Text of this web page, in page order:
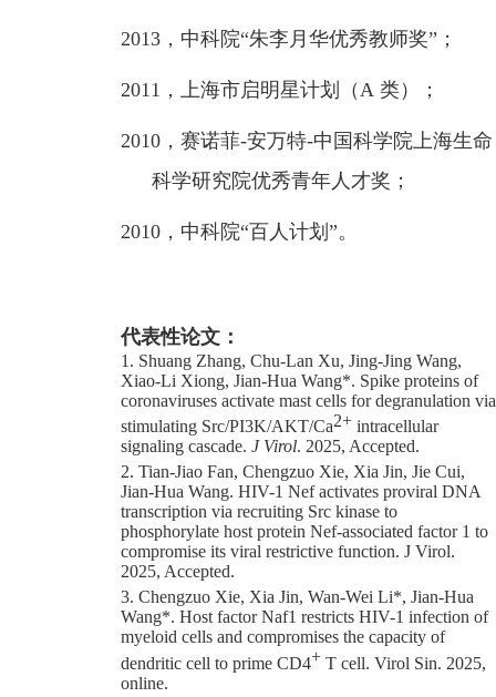
2013，中科院“朱李月华优秀教师奖”；
2011 ，上海市启明星计划（A 类）；
2010，赛诺菲-安万特-中国科学院上海生命
科学研究院优秀青年人才奖；
2010，中科院“百人计划”。
代表性论文：
1. Shuang Zhang, Chu-Lan Xu, Jing-Jing Wang,
Xiao-Li Xiong, Jian-Hua Wang*. Spike proteins of
coronaviruses activate mast cells for degranulation via
stimulating Src/PI3K/AKT/Ca2+intracellular
signaling cascade. J Virol. 2025, Accepted.
2. Tian-Jiao Fan, Chengzuo Xie, Xia Jin, Jie Cui,
Jian-Hua Wang. HIV-1 Nef activates proviral DNA
transcription via recruiting Src kinase to
phosphorylate host protein Nef-associated factor 1 to
compromise its viral restrictive function. J Virol.
2025, Accepted.
3. Chengzuo Xie, Xia Jin, Wan-Wei Li*, Jian-Hua
Wang*. Host factor Naf1 restricts HIV-1 infection of
myeloid cells and compromises the capacity of
dendritic cell to prime CD4+T cell. Virol Sin. 2025,
online.